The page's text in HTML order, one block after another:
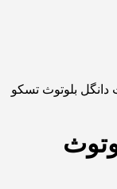
بلوتوث تسکو